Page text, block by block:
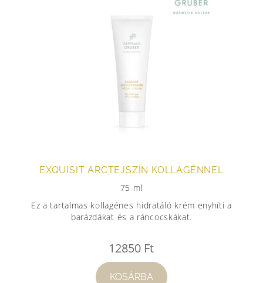
EXQUISIT ARCTEJSZÍN KOLLAGÉNNEL
75 ml
Ez a tartalmas kollagénes hidratáló krém enyhíti a
barázdákat és a ráncocskákat.
12850 Ft
KOSÁRBA